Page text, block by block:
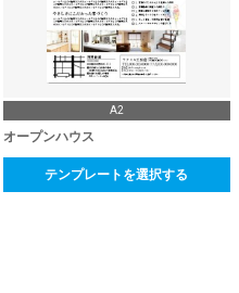
A2
オープンハウス
テンプレートを選択する